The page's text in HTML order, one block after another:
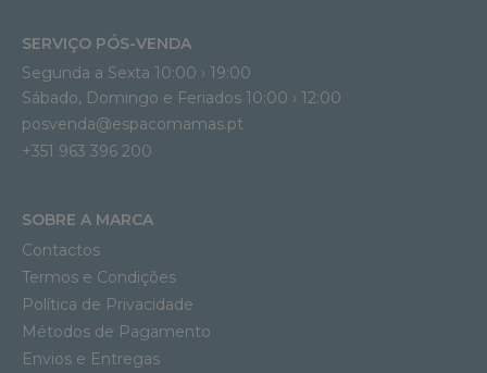
SERVIÇO PÓS-VENDA
Segunda a Sexta 10:00 › 19:00
Sábado, Domingo e Feriados 10:00 › 12:00
posvenda@espacomamas.pt
+351 963 396 200
SOBRE A MARCA
Contactos
Termos e Condições
Política de Privacidade
Métodos de Pagamento
Envios e Entregas